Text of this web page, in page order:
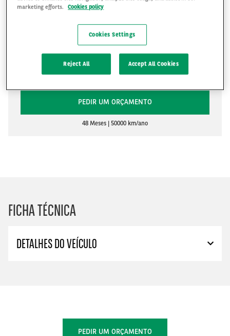
R$4,180
PEDIR UM ORÇAMENTO
48 Meses 50000 km/ano
FICHA TÉCNICA
DETALHES DO VEÍCULO
PEDIR UM ORÇAMENTO
marketing efforts.
Cookies policy
Cookies Settings
Reject All Accept All Cookies